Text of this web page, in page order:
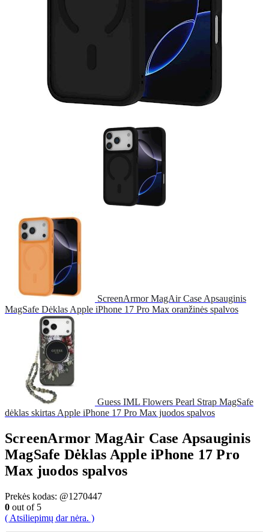
ScreenArmor MagAir Case Apsauginis
MagSafe Dėklas Apple iPhone 17 Pro Max oranžinės spalvos
Guess IML Flowers Pearl Strap MagSafe
dėklas skirtas Apple iPhone 17 Pro Max juodos spalvos
ScreenArmor MagAir Case Apsauginis
MagSafe Dėklas Apple iPhone 17 Pro
Max juodos spalvos
Prekės kodas: @1270447
0 out of 5
( Atsiliepimų dar nėra. )